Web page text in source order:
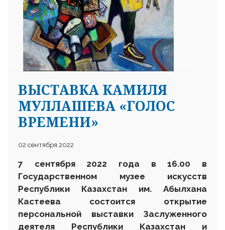
ВЫСТАВКА КАМИЛЯ
МУЛЛАШЕВА «ГОЛОС
ВРЕМЕНИ»
02 сентября 2022
7 сентября 2022 года в 16.00 в
Государственном музее искусств
Республики Казахстан им. Абылхана
Кастеева состоится открытие
персональной выставки
Заслуженного
деятеля Республики Казахстан и